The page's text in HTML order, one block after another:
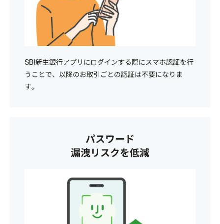
SBI新生銀行アプリにログインする際にスマホ認証を行
うことで、以降のお取引ごとの認証は不要になりま
す。
パスワード
漏洩リスクを低減